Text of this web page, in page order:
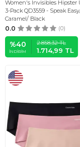
Women's Invisibles Hipster
3-Pack QD3559 - Speak
Caramel/ Black
0.0 (0)
%40
İNDIRIM
2.858,32TL
1.714,99 TL